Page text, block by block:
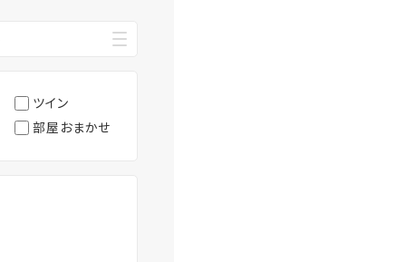
ツイン
部屋おまかせ